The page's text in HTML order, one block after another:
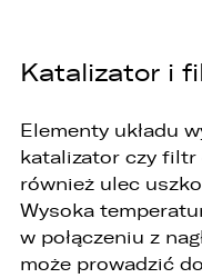
Katalizator i
Elementy układu
katalizator czy filtr
również ulec
Wysoka
w połączeniu z
może prowadzić
są:
2. LELLEK
3. LELLEK
200
4. LELLEK
Katowicach ul.
Katowice,
5. 3L.PL. z o.o.